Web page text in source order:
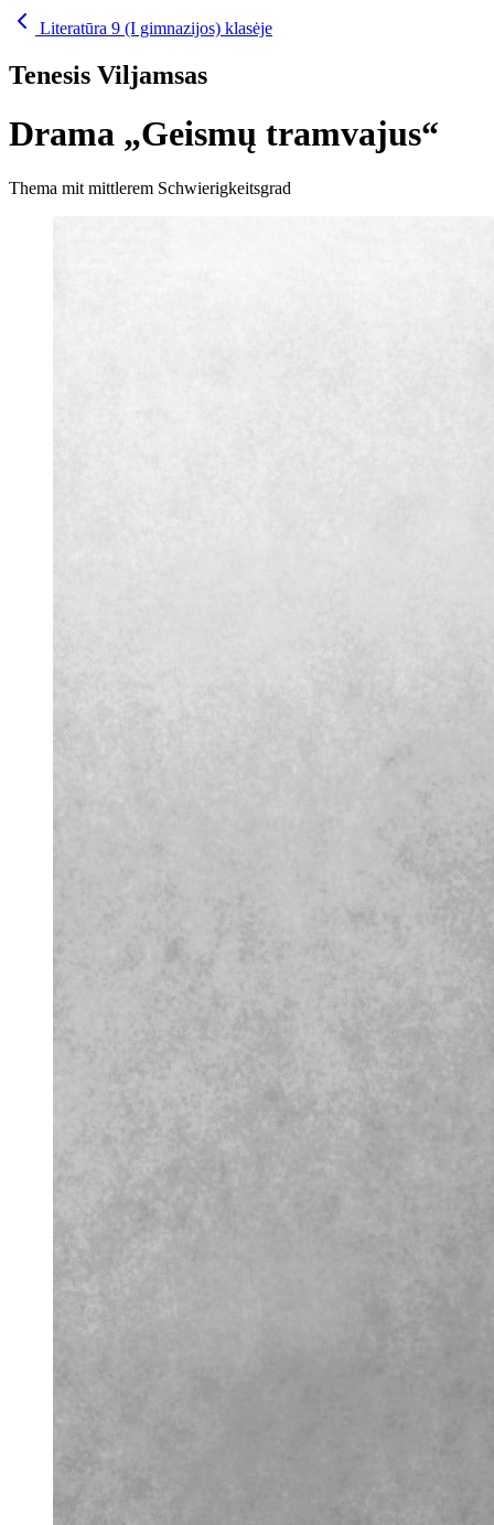
Literatūra 9 (I gimnazijos) klasėje
Tenesis Viljamsas
Drama „Geismų tramvajus“
Thema mit mittlerem Schwierigkeitsgrad